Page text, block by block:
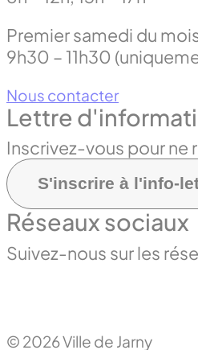
Premier samedi du
9h30 – 11h30
Nous contacter
Lettre
Inscrivez-vous pour ne
S'inscrire à l'info-
Réseaux sociaux
Suivez-nous sur les
© 2026 Ville de Jarny